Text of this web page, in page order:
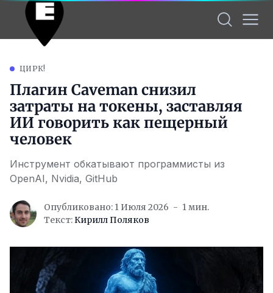
ЦИРК!
Плагин Caveman снизил
затраты на токены, заставляя
ИИ говорить как пещерный
человек
Инструмент обкатывают программисты из
OpenAI, Nvidia, GitHub
Опубликовано: 1 Июля 2026
1 мин.
Текст: Кирилл Поляков